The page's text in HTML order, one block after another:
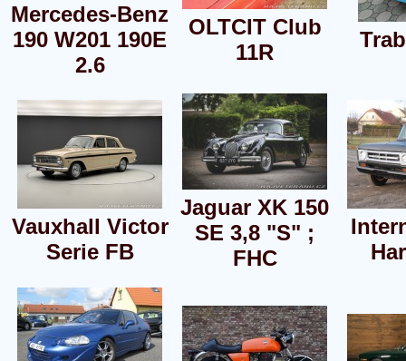
Mercedes-Benz
190 W201 190E
2.6
OLTCIT Club
11R
Vauxhall Victor
Serie FB
Jaguar XK 150
SE 3,8 "S" ;
FHC